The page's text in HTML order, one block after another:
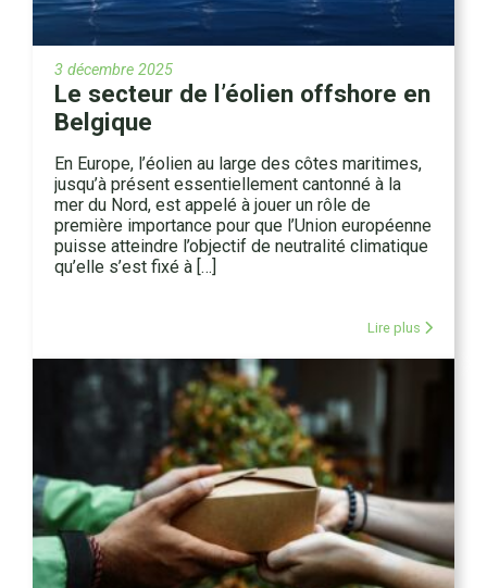
3 décembre 2025
Le secteur de l’éolien offshore en
Belgique
En Europe, l’éolien au large des côtes maritimes,
jusqu’à présent essentiellement cantonné à la
mer du Nord, est appelé à jouer un rôle de
première importance pour que l’Union européenne
puisse atteindre l’objectif de neutralité climatique
qu’elle s’est fixé à […]
Lire plus